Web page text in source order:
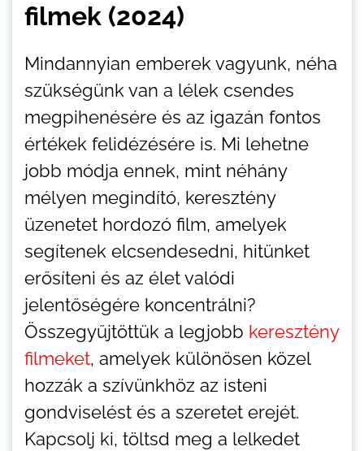
filmek (2024)
Mindannyian emberek vagyunk, néha
szükségünk van a lélek csendes
megpihenésére és az igazán fontos
értékek felidézésére is. Mi lehetne
jobb módja ennek, mint néhány
mélyen megindító, keresztény
üzenetet hordozó film, amelyek
segítenek elcsendesedni, hitünket
erősíteni és az élet valódi
jelentőségére koncentrálni?
Összegyűjtöttük a legjobb keresztény
filmeket, amelyek különösen közel
hozzák a szívünkhöz az isteni
gondviselést és a szeretet erejét.
Kapcsolj ki, töltsd meg a lelkedet